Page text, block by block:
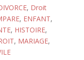
, Droit
, ENFANT,
, HISTOIRE,
, MARIAGE,